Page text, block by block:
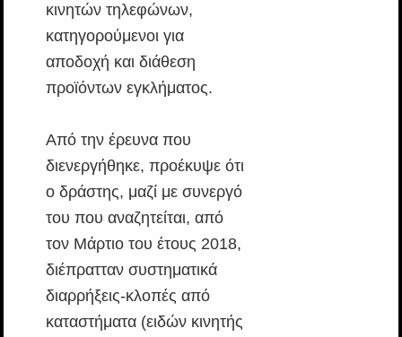
κινητών τηλεφώνων,
κατηγορούμενοι για
αποδοχή και διάθεση
προϊόντων εγκλήματος.
Από την έρευνα που
διενεργήθηκε, προέκυψε ότι
ο δράστης, μαζί με συνεργό
του που αναζητείται, από
τον Μάρτιο του έτους 2018,
διέπρατταν συστηματικά
διαρρήξεις-κλοπές από
καταστήματα (ειδών κινητής